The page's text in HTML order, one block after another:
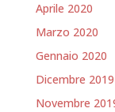
Aprile 2020
Marzo 2020
Gennaio 2020
Dicembre 2019
Novembre